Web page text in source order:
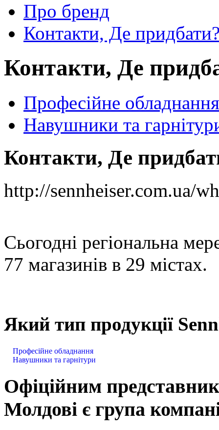
Про бренд
Контакти, Де
Контакти, Де
Професійне обладнання
Навушники та
Контакти, Де
http://sennheiser.com.ua/
Сьогодні регіональна
77 магазинів в 29 містах.
Який тип продукції
Професійне обладнання
Навушники та гарнітури
Офіційним
Молдові є група